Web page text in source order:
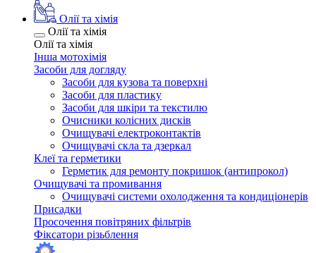
Олії та хімія
Олії та хімія
Олії та хімія
Інша мотохімія
Засоби для догляду
Засоби для кузова та поверхні
Засоби для пластику
Засоби для шкіри та текстилю
Очисники колісних дисків
Очищувачі електроконтактів
Очищувачі скла та дзеркал
Клеї та герметики
Герметик для ремонту покришок (антипрокол)
Очищувачі та промивання
Очищувачі системи охолодження та кондиціонерів
Присадки
Просочення повітряних фільтрів
Фіксатори різьблення